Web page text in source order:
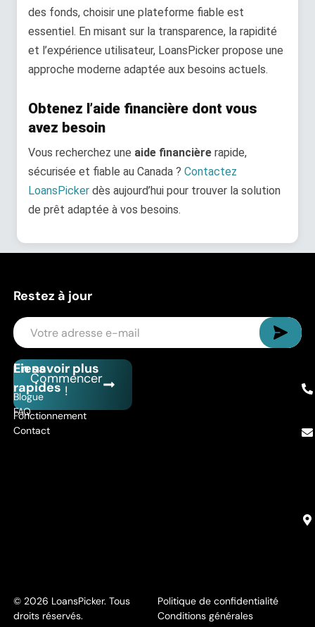
des fonds, choisir une plateforme fiable est
essentiel. En misant sur la transparence, la rapidité
et l’expérience utilisateur, LoansPicker propose une
approche moderne adaptée aux besoins actuels.
Obtenez l’aide financière dont vous
avez besoin
Vous recherchez une aide financière rapide,
sécurisée et fiable au Canada ? Contactez
LoansPicker dès aujourd’hui pour trouver la solution
de prêt adaptée à vos besoins.
Restez à jour
Commencer
!
Liens
rapides
Fonctionnement
Contact
En savoir plus
Blogue
FAQ
© 2026 LoansPicker. Tous
droits réservés.
Politique de confidentialité
Conditions générales